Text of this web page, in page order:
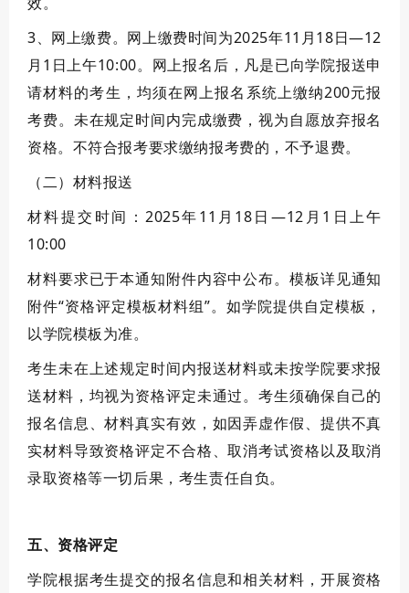
3、 网上缴费。 网上缴费时间为2025年11月18日—12
月 1 日上午10:00。网上报名后，凡是已向学院报送申
请材料的考生，均须在网上报名系统上缴纳200元报
考费。未在规定时间内完成缴费，视为自愿放弃报名
资格。 不符合报考要求缴纳报考费的，不予退费。
（二）材料报送
材料提交时间：2025年11月 18日—12 月 1 日上午
10:00
材料要求已于本通知附件内容中公布。模板详见通知
附件“资格评定模板材料组”。如学院提供自定模板，
以学院模板为准。
考生未在上述规定时间内报送材料或未按学院要求报
送材料，均视为资格评定未通过。考生须确保自己的
报名信息、材料真实有效，如因弄虚作假、提供不真
实材料导致资格评定不合格、取消考试资格以及取消
录取资格等一切后果，考生责任自负。
五、资格评定
学院根据考生提交的报名信息和相关材料，开展资格